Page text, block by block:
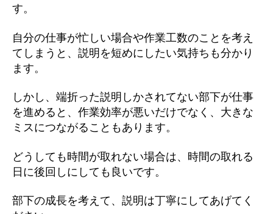
す。
自分の仕事が忙しい場合や作業工数のことを考え
てしまうと、説明を短めにしたい気持ちも分かり
ます。
しかし、端折った説明しかされてない部下が仕事
を進めると、作業効率が悪いだけでなく、大きな
ミスにつながることもあります。
どうしても時間が取れない場合は、時間の取れる
日に後回しにしても良いです。
部下の成長を考えて、説明は丁寧にしてあげてく